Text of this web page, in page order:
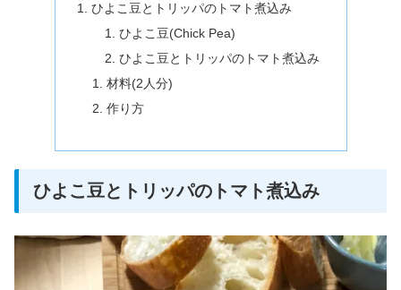
ひよこ豆とトリッパのトマト煮込み
ひよこ豆(Chick Pea)
ひよこ豆とトリッパのトマト煮込み
材料(2人分)
作り方
ひよこ豆とトリッパのトマト煮込み